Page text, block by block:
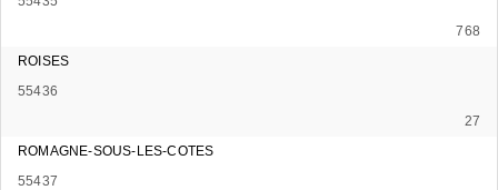
768
ROISES
55436
27
ROMAGNE-SOUS-LES-COTES
55437